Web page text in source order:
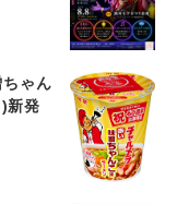
ちゃん
新発